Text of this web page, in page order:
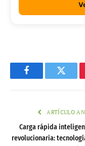
Facebook
ARTÍCULO
Carga rápida
revolucionaria: